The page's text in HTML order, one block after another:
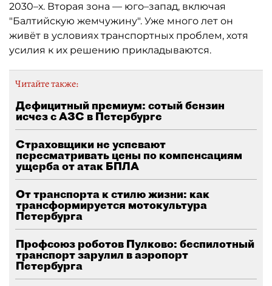
2030–х. Вторая зона — юго–запад, включая
"Балтийскую жемчужину". Уже много лет он
живёт в условиях транспортных проблем, хотя
усилия к их решению прикладываются.
Читайте также:
Дефицитный премиум: сотый бензин
исчез с АЗС в Петербурге
Страховщики не успевают
пересматривать цены по компенсациям
ущерба от атак БПЛА
От транспорта к стилю жизни: как
трансформируется мотокультура
Петербурга
Профсоюз роботов Пулково: беспилотный
транспорт зарулил в аэропорт
Петербурга